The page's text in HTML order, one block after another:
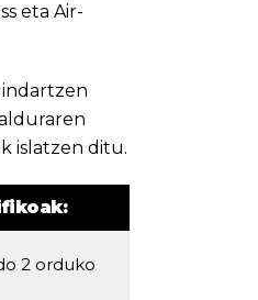
eta Air-
islatzen ditu.
2 orduko